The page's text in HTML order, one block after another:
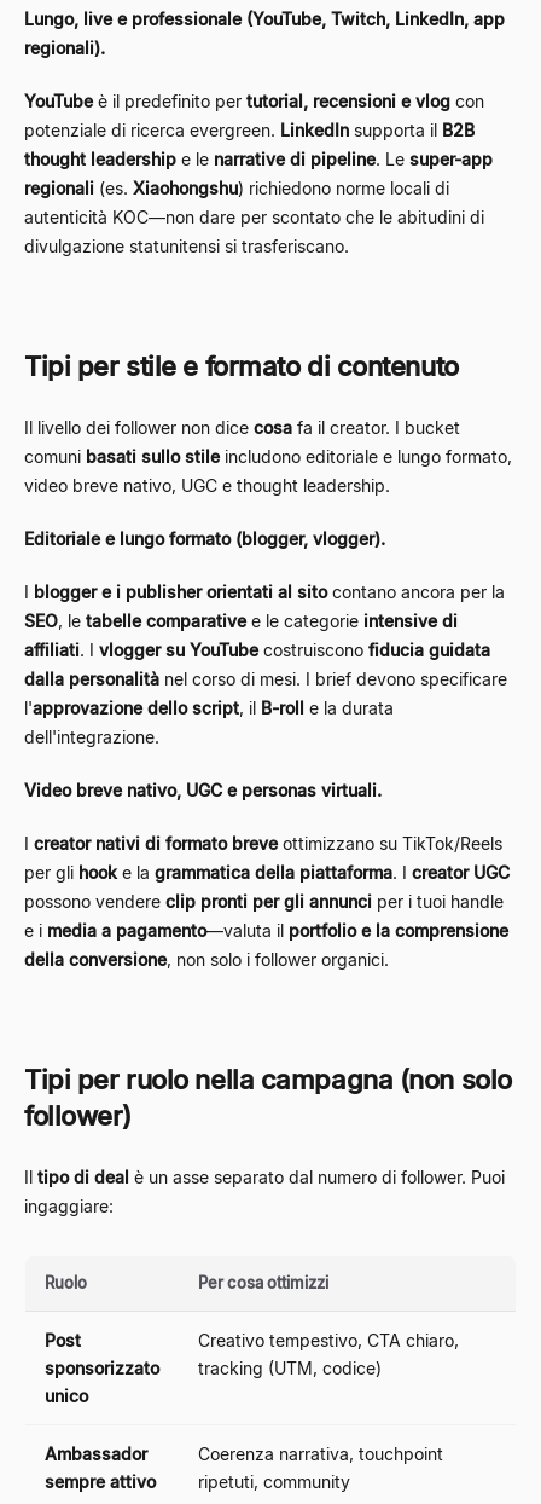
Lungo, live e professionale (YouTube, Twitch, LinkedIn, app
regionali).
YouTubeè il predefinito per tutorial, recensioni e vlog con
potenziale di ricerca evergreen. LinkedIn supporta il B2B
thought leadership e le narrative di pipeline. Le super-app
regionali (es. Xiaohongshu) richiedono norme locali di
autenticità KOC—non dare per scontato che le abitudini di
divulgazione statunitensi si trasferiscano.
Tipi per stile e formato di contenuto
Il livello dei follower non dice cosa fa il creator. I bucket
comuni basati sullo stileincludono editoriale e lungo formato,
video breve nativo, UGC e thought leadership.
Editoriale e lungo formato (blogger, vlogger).
I blogger e i publisher orientati al sitocontano ancora per la
SEO, le tabelle comparativee le categorie intensive di
affiliati. I vlogger su YouTubecostruiscono fiducia guidata
dalla personalità nel corso di mesi. I brief devono specificare
l'approvazione dello script, il B-roll e la durata
dell'integrazione.
Video breve nativo, UGC e personas virtuali.
I creator nativi di formato breveottimizzano su TikTok/Reels
per gli hook e la grammatica della piattaforma. I creator UGC
possono vendere clip pronti per gli annunci per i tuoi handle
e i media a pagamento—valuta il portfolio e la comprensione
della conversione, non solo i follower organici.
Tipi per ruolo nella campagna (non solo
follower)
Il tipo di deal è un asse separato dal numero di follower. Puoi
ingaggiare:
Ruolo Per cosa ottimizzi
Post
sponsorizzato
unico
Creativo tempestivo, CTA chiaro,
tracking (UTM, codice)
Ambassador
sempre attivo
Coerenza narrativa, touchpoint
ripetuti, community